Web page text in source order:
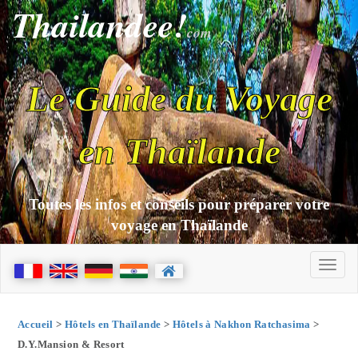
Thailandee!com
Le Guide du Voyage
en Thaïlande
Toutes les infos et conseils pour préparer votre
voyage en Thaïlande
Accueil > Hôtels en Thaïlande > Hôtels à Nakhon Ratchasima >
D.Y.Mansion & Resort